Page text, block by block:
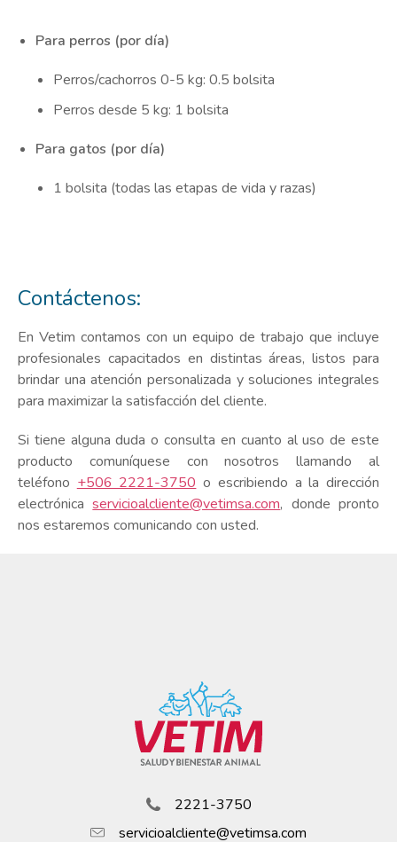
Para perros (por día)
Perros/cachorros 0-5 kg: 0.5 bolsita
Perros desde 5 kg: 1 bolsita
Para gatos (por día)
1 bolsita (todas las etapas de vida y razas)
Contáctenos:
En Vetim contamos con un equipo de trabajo que incluye
profesionales capacitados en distintas áreas, listos para
brindar una atención personalizada y soluciones integrales
para maximizar la satisfacción del cliente.
Si tiene alguna duda o consulta en cuanto al uso de este
producto comuníquese con nosotros llamando al
teléfono+506 2221-3750o escribiendo a la dirección
electrónicaservicioalcliente@vetimsa.com, donde pronto
nos estaremos comunicando con usted.
2221-3750
servicioalcliente@vetimsa.com